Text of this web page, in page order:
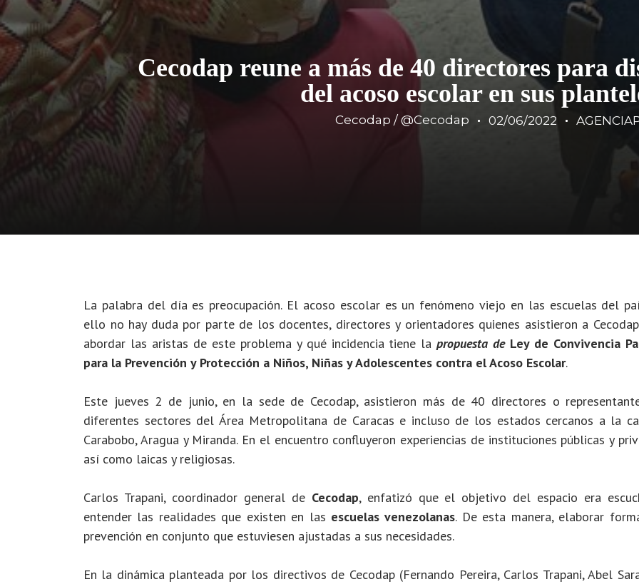
Cecodap reune a más de 40 directores para
del acoso escolar en sus
Cecodap / @Cecodap 02/06/2022
La palabra del día es preocupación. El acoso escolar es un fenómeno viejo en las escuelas del
ello no hay duda por parte de los docentes, directores y orientadores quienes asistieron a
abordar las aristas de este problema y qué incidencia tiene la propuesta deLey de Convivencia
para la Prevención y Protección a Niños, Niñas y Adolescentes contra el Acoso Escolar.
Este jueves 2 de junio, en la sede de Cecodap, asistieron más de 40 directores o
diferentes sectores del Área Metropolitana de Caracas e incluso de los estados cercanos a la
Carabobo, Aragua y Miranda. En el encuentro confluyeron experiencias de instituciones públicas y
así como laicas y religiosas.
Carlos Trapani, coordinador general de Cecodap, enfatizó que el objetivo del espacio era
entender las realidades que existen en las escuelas venezolanas. De esta manera, elaborar
prevención en conjunto que estuviesen ajustadas a sus necesidades.
En la dinámica planteada por los directivos de Cecodap (Fernando Pereira, Carlos Trapani, Abel
Save The
informar a las
familias sobre
riesgos de
#CecodapLive